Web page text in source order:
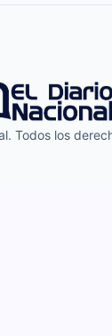
Todos los